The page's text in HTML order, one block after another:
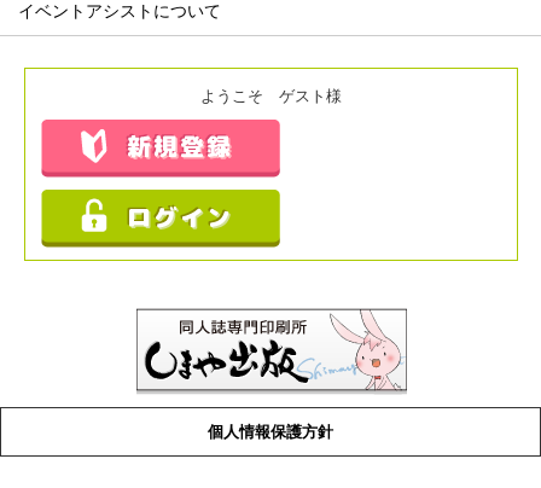
イベントアシストについて
ようこそ ゲスト様
個人情報保護方針